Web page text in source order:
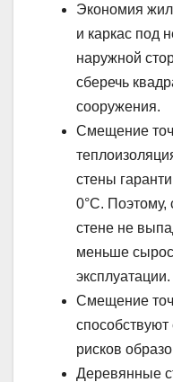
Экономия
и каркас под
наружной
сберечь
сооружения.
Смещение
стены
0°C. Поэтому,
стене не
меньше
эксплуатации.
Смещение
рисков
Деревянные